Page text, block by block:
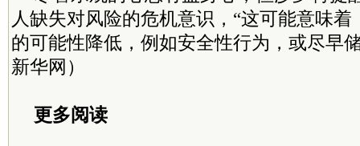
人缺失对风险的危机意识，“这可能意味
的可能性降低，例如安全性行为，或尽早
新华网）
更多阅读